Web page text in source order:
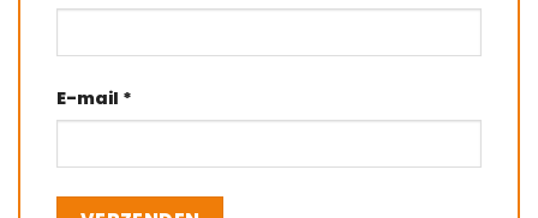
E-mail *